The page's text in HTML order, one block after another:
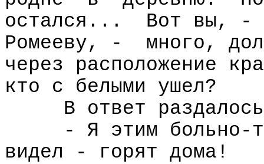
остался...
Вот вы, -
Ромееву, -
много,
через расположение
кто с белыми ушел?
В ответ
- Я этим больно-
видел - горят дома!